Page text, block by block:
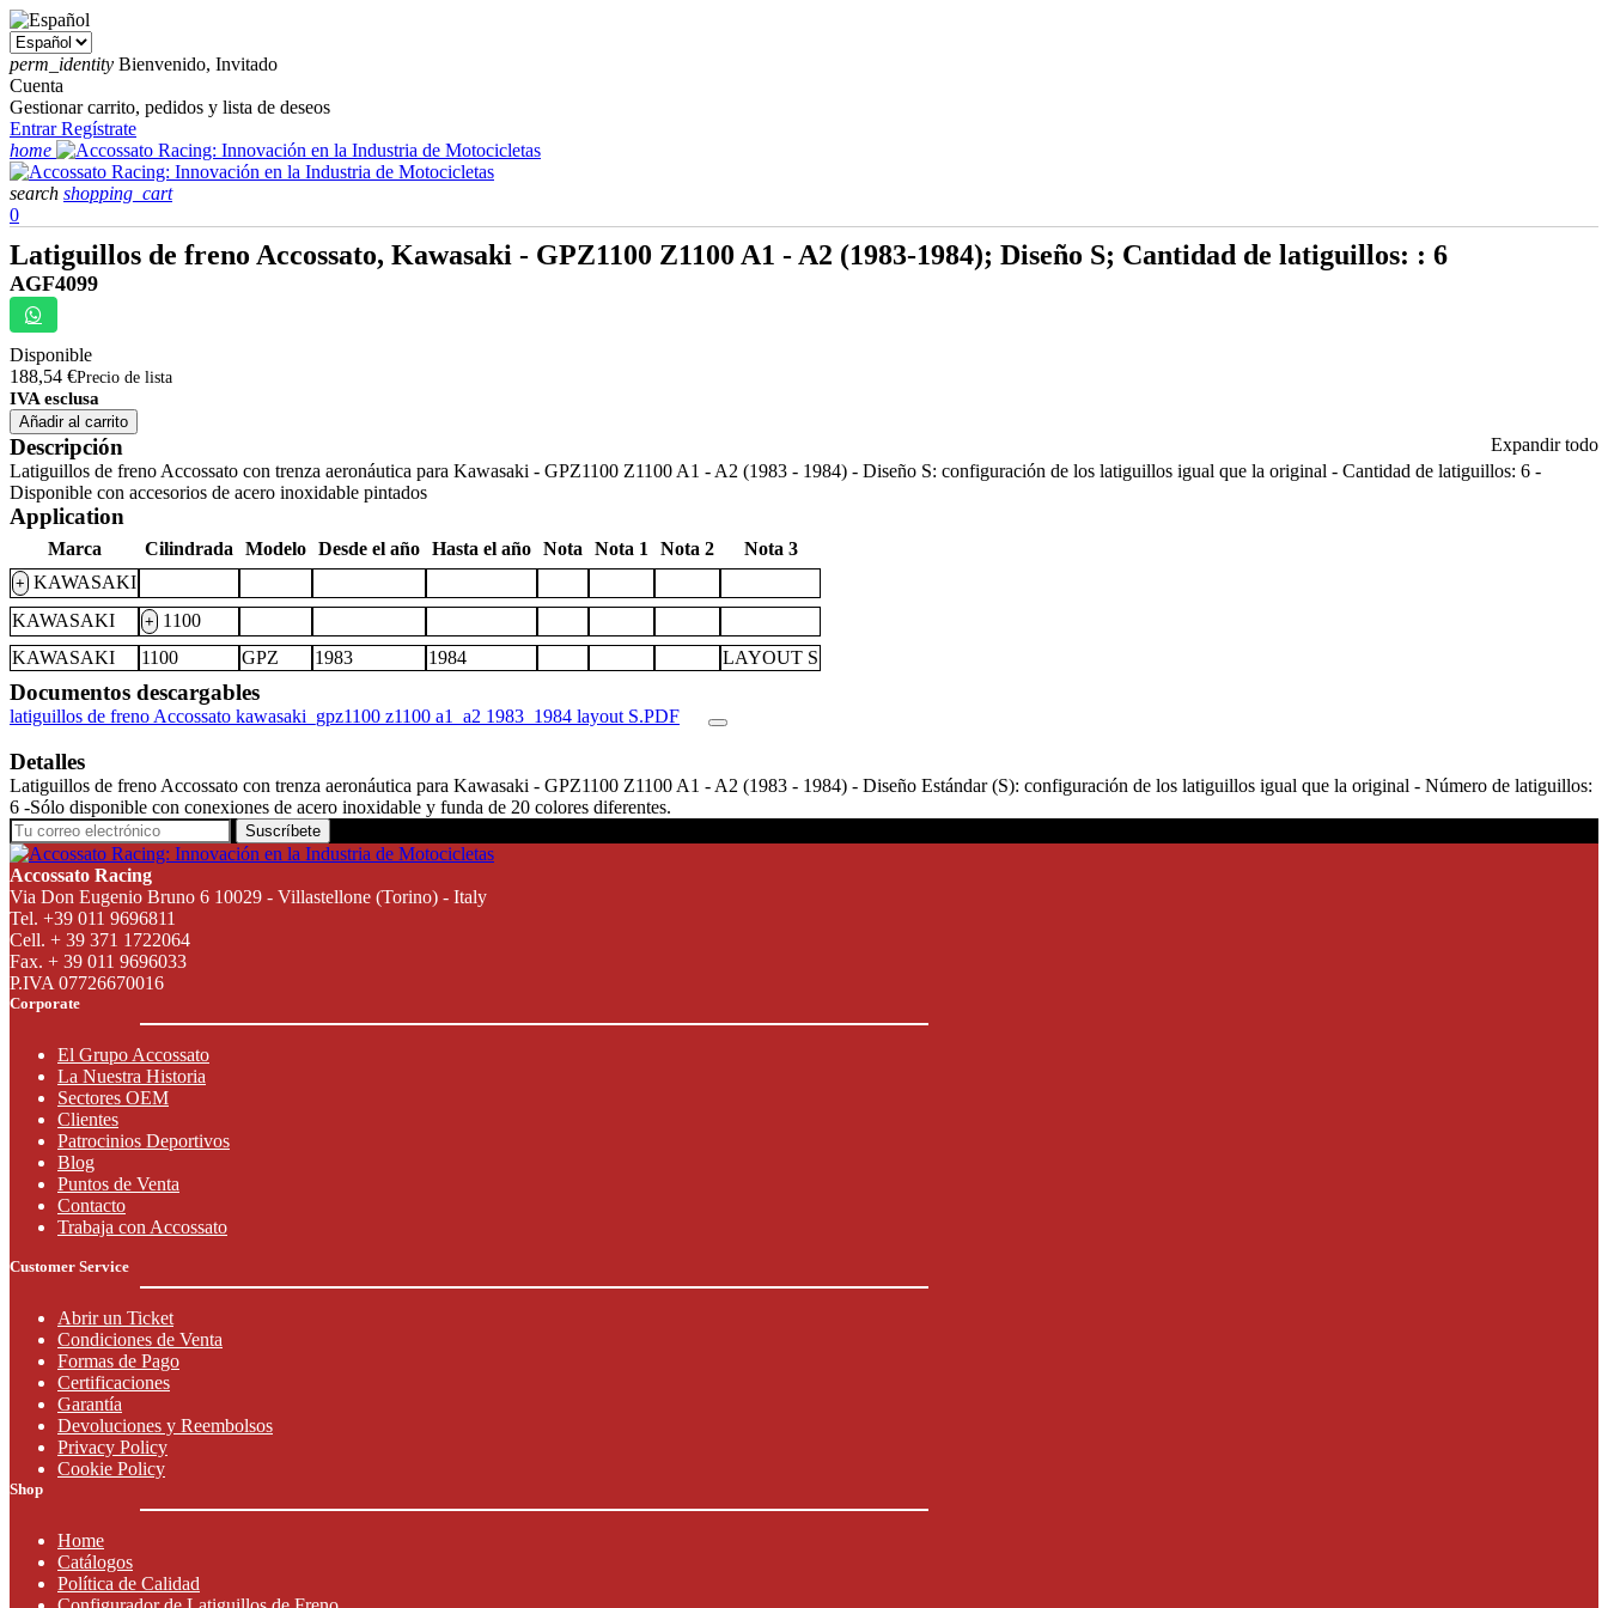
perm_identity Bienvenido, Invitado
Cuenta
Gestionar carrito, pedidos y lista de deseos
EntrarRegístrate
home
search shopping_cart
0
Latiguillos de freno Accossato, Kawasaki - GPZ1100 Z1100 A1 - A2 (1983-1984); Diseño S; Cantidad de latiguillos: : 6
AGF4099
Disponible
188,54 €Precio de lista
IVA esclusa
Añadir al carrito
Expandir todo
Descripción
Latiguillos de freno Accossato con trenza aeronáutica para Kawasaki - GPZ1100 Z1100 A1 - A2 (1983 - 1984) - Diseño S: configuración de los latiguillos igual que la original - Cantidad de latiguillos: 6 -
Disponible con accesorios de acero inoxidable pintados
Application
Marca Cilindrada Modelo Desde el año Hasta el año Nota Nota 1 Nota 2 Nota 3
+ KAWASAKI
KAWASAKI
+ 1100
KAWASAKI
1100 GPZ 1983 1984 LAYOUT S
Documentos descargables
latiguillos de freno Accossato kawasaki_gpz1100 z1100 a1_a2 1983_1984 layout S.PDF
Detalles
Latiguillos de freno Accossato con trenza aeronáutica para Kawasaki - GPZ1100 Z1100 A1 - A2 (1983 - 1984) - Diseño Estándar (S): configuración de los latiguillos igual que la original - Número de latiguillos:
6 -Sólo disponible con conexiones de acero inoxidable y funda de 20 colores diferentes.
Suscríbete
Accossato Racing
Via Don Eugenio Bruno 6 10029 - Villastellone (Torino) - Italy
Tel. +39 011 9696811
Cell. + 39 371 1722064
Fax. + 39 011 9696033
P.IVA 07726670016
Corporate
El Grupo Accossato
La Nuestra Historia
Sectores OEM
Clientes
Patrocinios Deportivos
Blog
Puntos de Venta
Contacto
Trabaja con Accossato
Customer Service
Abrir un Ticket
Condiciones de Venta
Formas de Pago
Certificaciones
Garantía
Devoluciones y Reembolsos
Privacy Policy
Cookie Policy
Shop
Home
Catálogos
Política de Calidad